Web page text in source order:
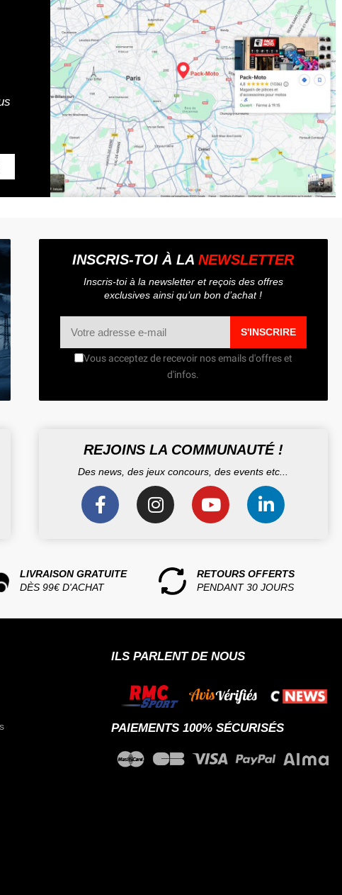
INSCRIS-TOI À LANEWSLETTER
Inscris-toi à la newsletter et reçois des offres
exclusives ainsi qu’un bon d’achat !
S'INSCRIRE
Vous acceptez de recevoir nos emails d'offres et
d'infos.
REJOINS LA COMMUNAUTÉ !
Des news, des jeux concours, des events etc...
LIVRAISON GRATUITE
DÈS 99€ D'ACHAT
RETOURS OFFERTS
PENDANT 30 JOURS
ILS PARLENT DE NOUS
PAIEMENTS 100% SÉCURISÉS